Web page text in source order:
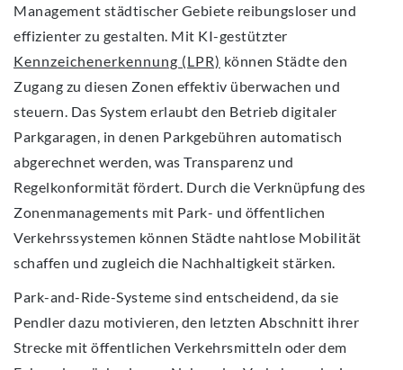
Management städtischer Gebiete reibungsloser und
effizienter zu gestalten. Mit KI-gestützter
Kennzeichenerkennung (LPR) können Städte den
Zugang zu diesen Zonen effektiv überwachen und
steuern. Das System erlaubt den Betrieb digitaler
Parkgaragen, in denen Parkgebühren automatisch
abgerechnet werden, was Transparenz und
Regelkonformität fördert. Durch die Verknüpfung des
Zonenmanagements mit Park- und öffentlichen
Verkehrssystemen können Städte nahtlose Mobilität
schaffen und zugleich die Nachhaltigkeit stärken.
Park-and-Ride-Systeme sind entscheidend, da sie
Pendler dazu motivieren, den letzten Abschnitt ihrer
Strecke mit öffentlichen Verkehrsmitteln oder dem